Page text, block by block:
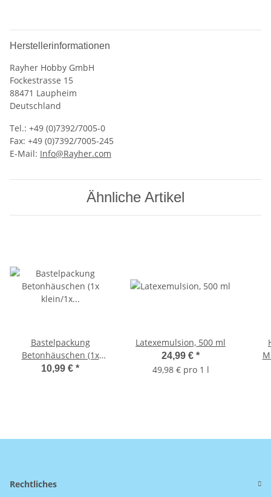
Herstellerinformationen
Rayher Hobby GmbH
Fockestrasse 15
88471 Laupheim
Deutschland
Tel.: +49 (0)7392/7005-0
Fax: +49 (0)7392/7005-245
E-Mail: Info@Rayher.com
Ähnliche Artikel
Bastelpackung
Betonhäuschen (1x
klein/1x groß),
10,99 € *
Latexemulsion, 500 ml
24,99 € *
49,98 € pro 1 l
Rechtliches